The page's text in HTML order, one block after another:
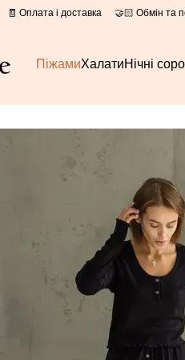
🧾 Оплата і доставка 🤝🏻 Обмін та
ПіжамиХалатиНічні